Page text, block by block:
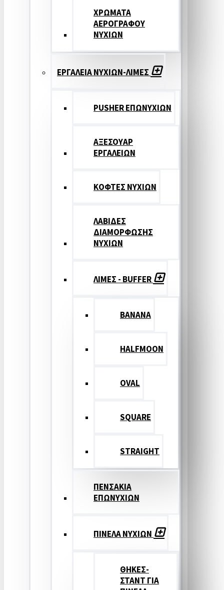
ΧΡΩΜΑΤΑ
ΑΕΡΟΓΡΑΦΟΥ
ΝΥΧΙΩΝ
ΕΡΓΑΛΕΙΑ ΝΥΧΙΩΝ-ΛΙΜΕΣ
PUSHER ΕΠΩΝΥΧΙΩΝ
ΑΞΕΣΟΥΑΡ
ΕΡΓΑΛΕΙΩΝ
ΚΟΦΤΕΣ ΝΥΧΙΩΝ
ΛΑΒΙΔΕΣ
ΔΙΑΜΟΡΦΩΣΗΣ
ΝΥΧΙΩΝ
ΛΙΜΕΣ - BUFFER
BANANA
HALFMOON
OVAL
SQUARE
STRAIGHT
ΠΕΝΣΑΚΙΑ
ΕΠΩΝΥΧΙΩΝ
ΠΙΝΕΛΑ ΝΥΧΙΩΝ
ΘΗΚΕΣ-
ΣΤΑΝΤ ΓΙΑ